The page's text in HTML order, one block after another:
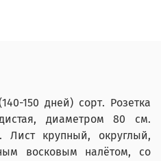
150 дней) сорт. Розетка
диаметром 80 см.
Лист крупный, округлый,
восковым налётом, со